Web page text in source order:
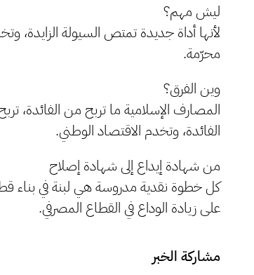
ليش مهم؟
لأنها أداة جديدة تمتص السيولة
محرّمة.
وين الفرق؟
المصارف الإسلامية ما تربح من الفائدة،
الفائدة، وتخدم الاقتصاد الوطني.
من شهادة إيداع إلى شهادة إصلاح
كل خطوة نقدية مدروسة هي لبنة في بناء
على زيادة الوداع في القطاع المصرفي.
مشاركة الخبر